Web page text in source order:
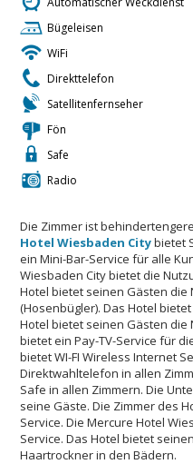
Bügeleisen
WiFi
Direkttelefon
Satellitenfernseher
Fön
Safe
Radio
Die Zimmer ist
Hotel Wiesbaden Citybietet
ein Mini-Bar-Service für alle
Wiesbaden City bietet die
Hotel bietet seinen Gästen die
(Hosenbügler). Das Hotel
Hotel bietet seinen Gästen die
bietet ein Pay-TV-Service für
bietet WI-FI Wireless Internet
Direktwahltelefon in allen
Safe in allen Zimmern. Die
seine Gäste. Die Zimmer des
Service. Die Mercure Hotel
Service. Das Hotel bietet
Haartrockner in den Bädern.